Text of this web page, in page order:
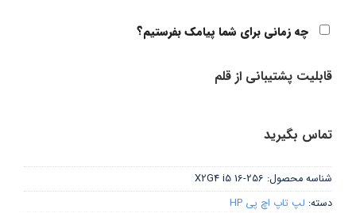
چه زمانی برای شما پیامک بفرستیم؟
قابلیت پشتیبانی از قلم
تماس بگیرید
شناسه محصول: X2G4 i5 16-256
دسته: لپ تاپ اچ پی HP